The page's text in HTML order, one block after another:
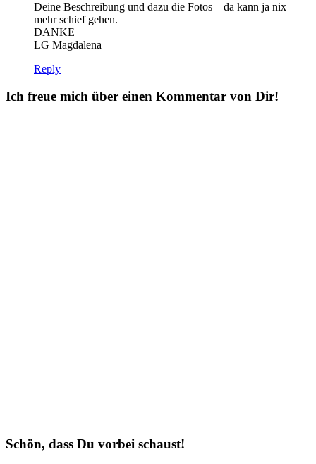
Deine Beschreibung und dazu die Fotos – da kann ja nix
mehr schief gehen.
DANKE
LG Magdalena
Reply
Ich freue mich über einen Kommentar von Dir!
Schön, dass Du vorbei schaust!